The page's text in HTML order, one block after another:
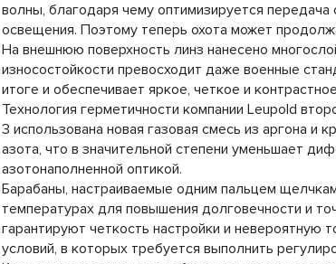
волны, благодаря чему оптимизируется передача
освещения. Поэтому теперь охота может
На внешнюю поверхность линз нанесено
износостойкости превосходит даже военные
итоге и обеспечивает яркое, четкое и
Технология герметичности компании Leupold
3 использована новая газовая смесь из аргона и
азота, что в значительной степени уменьшает
азотонаполненной оптикой.
Барабаны, настраиваемые одним пальцем
температурах для повышения долговечности и
гарантируют четкость настройки и невероятную
условий, в которых требуется выполнить